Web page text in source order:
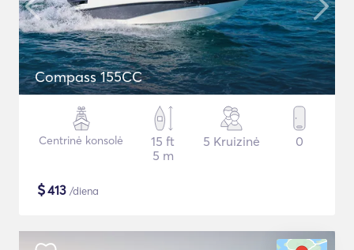
Compass 155CC
Centrinė konsolė
15 ft
5 m
5 Kruizinė 0
$413 /diena